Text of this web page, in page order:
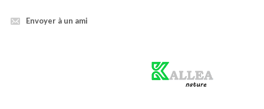
Envoyer à un ami